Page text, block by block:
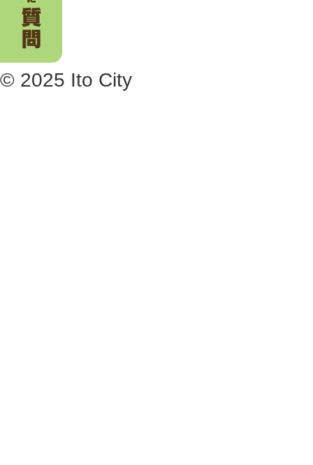
© 2025 Ito City